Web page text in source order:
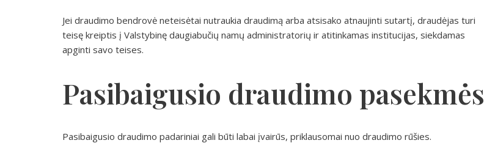
Jei draudimo bendrovė neteisėtai nutraukia draudimą arba atsisako atnaujinti sutartį, draudėjas turi
teisę kreiptis į Valstybinę daugiabučių namų administratorių ir atitinkamas institucijas, siekdamas
apginti savo teises.
Pasibaigusio draudimo pasekmės
Pasibaigusio draudimo padariniai gali būti labai įvairūs, priklausomai nuo draudimo rūšies.